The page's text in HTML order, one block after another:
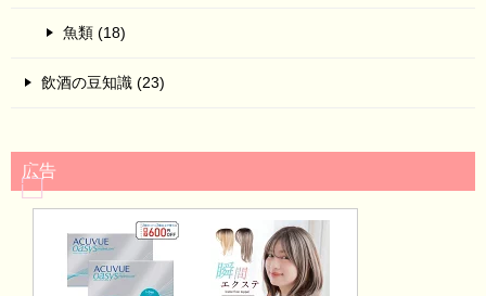
魚類 (18)
飲酒の豆知識 (23)
広告